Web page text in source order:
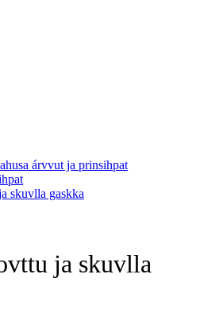
árvvut ja prinsihpat
skuvlla gaskka
ja skuvlla